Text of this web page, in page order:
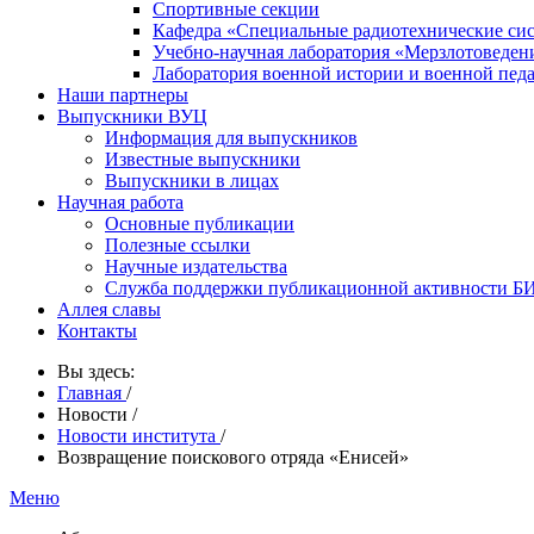
Спортивные секции
Кафедра «Специальные радиотехнические
Учебно-научная лаборатория
Лаборатория военной истории и военной
Наши партнеры
Выпускники ВУЦ
Информация для выпускников
Известные выпускники
Выпускники в лицах
Научная работа
Основные публикации
Полезные ссылки
Научные издательства
Служба поддержки публикационной активности
Аллея славы
Контакты
Вы здесь:
Главная /
Новости /
Новости института /
Возвращение поискового отряда «Енисей»
Меню